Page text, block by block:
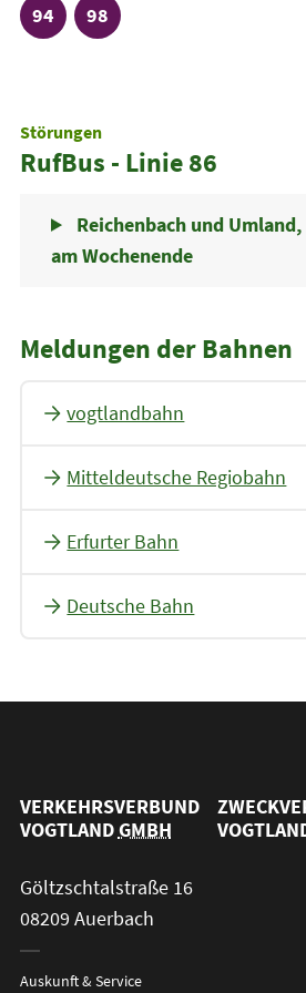
Linie
94 Linie
98
Störungen
RufBus - Linie 86
Reichenbach und
am Wochenende
Meldungen der Bahnen
vogtlandbahn
Mitteldeutsche Regiobahn
Erfurter Bahn
Deutsche Bahn
VERKEHRSVERBUND
VOGTLANDGMBH
Göltzschtalstraße 16
08209 Auerbach
Auskunft & Service